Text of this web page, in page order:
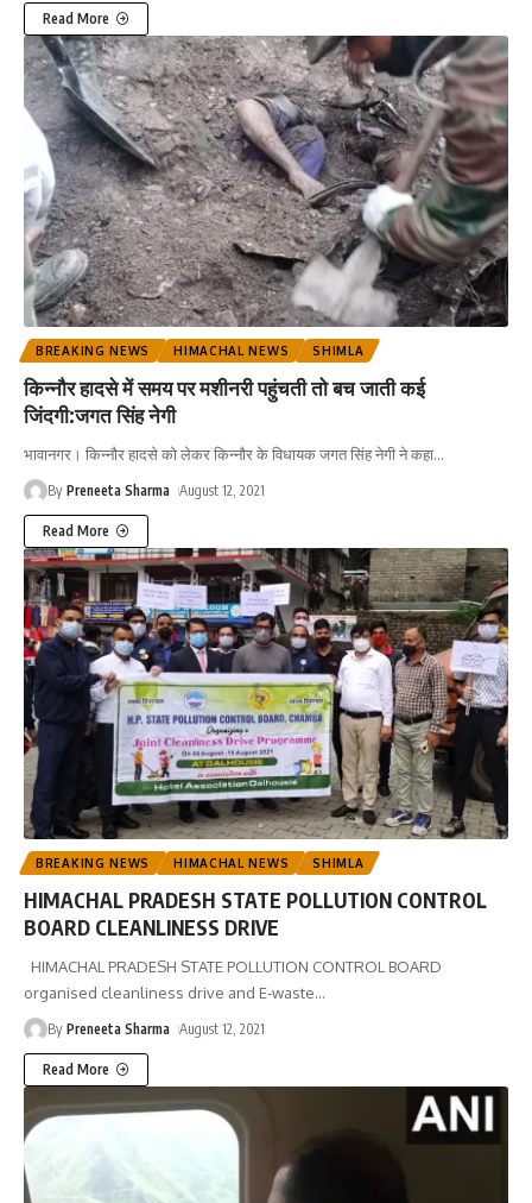
Read More
BREAKING NEWS HIMACHAL NEWS SHIMLA
किन्नौर हादसे में समय पर मशीनरी पहुंचती तो बच जाती कई
जिंदगी:जगत सिंह नेगी
भावानगर। किन्नौर हादसे को लेकर किन्‍नौर के विधायक जगत सिंह नेगी ने कहा…
By Preneeta Sharma August 12, 2021
Read More
BREAKING NEWS HIMACHAL NEWS SHIMLA
HIMACHAL PRADESH STATE POLLUTION CONTROL
BOARD CLEANLINESS DRIVE
HIMACHAL PRADESH STATE POLLUTION CONTROL BOARD
organised cleanliness drive and E-waste…
By Preneeta Sharma August 12, 2021
Read More